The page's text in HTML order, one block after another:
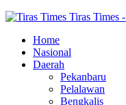
Tiras Times
Home
Nasional
Daerah
Pekanbaru
Pelalawan
Bengkalis